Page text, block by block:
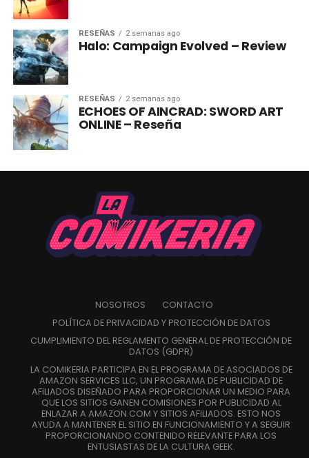
RESEÑAS 2 semanas ago
Halo: Campaign Evolved – Review
RESEÑAS 2 semanas ago
ECHOES OF AINCRAD: SWORD ART
ONLINE – Reseña
NOSOTROS
CONTACTO
POLÍTICA DE PRIVACIDAD Y PROTECCIÓN DE DATOS
CUMPLIMIENTO DEL REGLAMENTO GENERAL DE PROTECCIÓN DE
DATOS (GDPR)
LA COMIKERIA PARTICIPA EN EL PROGRAMA DE ASOCIADOS DE
AMAZON SERVICES LLC, UN PROGRAMA DE PUBLICIDAD DE
AFILIADOS DISEÑADO PARA PROPORCIONAR UN MEDIO PARA
QUE LOS SITIOS GANEN COMISIONES POR PUBLICIDAD AL
ENLAZAR A AMAZON.COM Y SITIOS AFILIADOS. ESTO NOS
AYUDA A MANTENER EL SITIO EN FUNCIONAMIENTO Y A SEGUIR
PROPORCIONANDO CONTENIDO RELEVANTE PARA LOS
ENTUSIASTAS DE LA CULTURA GEEK.